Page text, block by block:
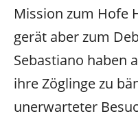
Mission zum Hofe
gerät aber zum
Sebastiano haben
ihre Zöglinge zu
unerwarteter